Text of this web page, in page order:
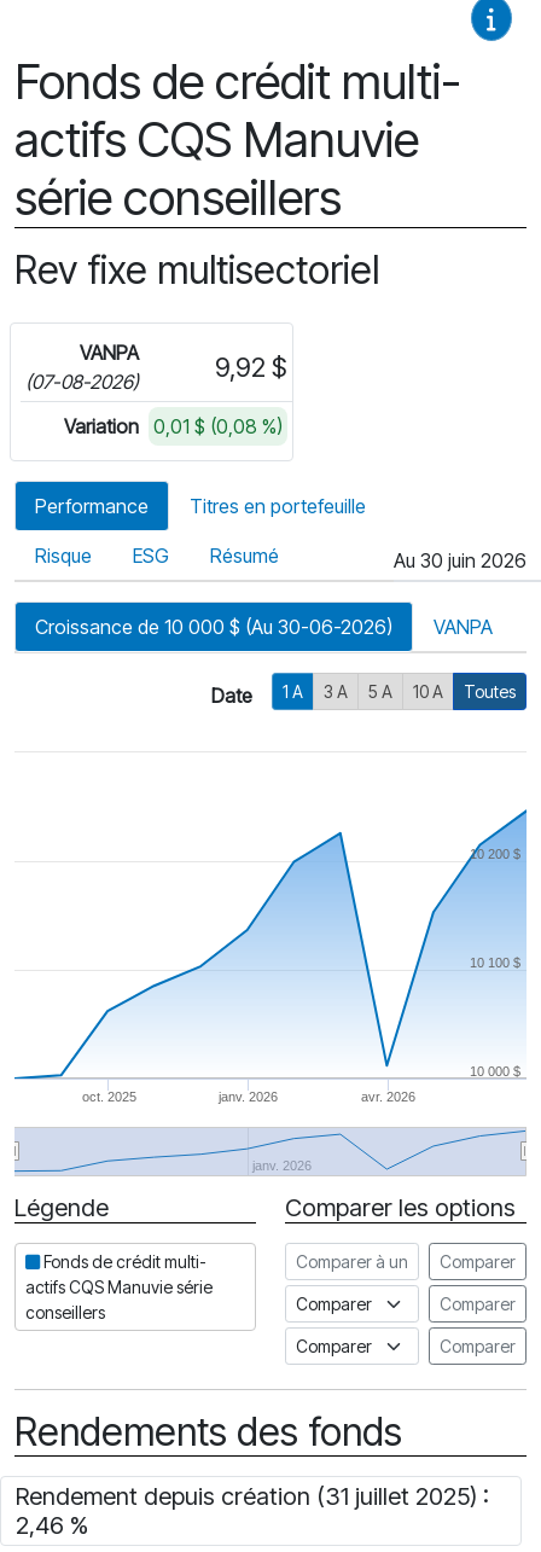
Fonds de crédit multi-
actifs CQS Manuvie
série conseillers
Rev fixe multisectoriel
VANPA
(07-08-2026)
9,92 $
Variation 0,01 $ (0,08 %)
Performance Titres en portefeuille
Risque ESG Résumé Au 30 juin 2026
Croissance de 10 000 $ (Au 30-06-2026) VANPA
Date 1 A 3 A 5 A 10 A Toutes
oct. 2025 janv. 2026 avr. 2026
janv. 2026
10 000 $
10 100 $
10 200 $
Date
Légende
Fonds de crédit multi-
actifs CQS Manuvie série
conseillers
Comparer les options
Comparer à un autre fonds
Comparer
Comparer à un indiceComparer
Comparer à un Indice de
Comparer
Rendements des fonds
Rendement depuis création (31 juillet 2025) :
2,46 %